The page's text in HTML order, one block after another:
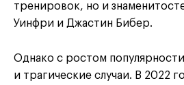
тренировок, но и
Уинфри и Джастин Бибер.
Однако с ростом
и трагические случаи. В 2022